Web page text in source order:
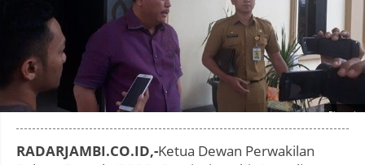
Photo by
RADARJAMBI.CO.ID,-Ketua Dewan Perwakilan